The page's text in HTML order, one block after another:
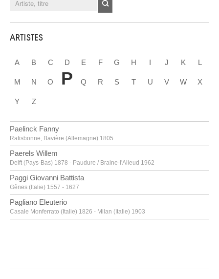
ARTISTES
A B C D E F G H I J K L
M N O P Q R S T U V W X
Y Z
Paelinck Fanny
Ratisbonne, Bavière (Allemagne) 1805
Paerels Willem
Delft (Pays-Bas) 1878 - Paudure / Braine-l'Alleud 1962
Paggi Giovanni Battista
Gênes (Italie) 1557 - 1627
Pagliano Eleuterio
Casale Monferrato (Italie) 1826 - Milan (Italie) 1903